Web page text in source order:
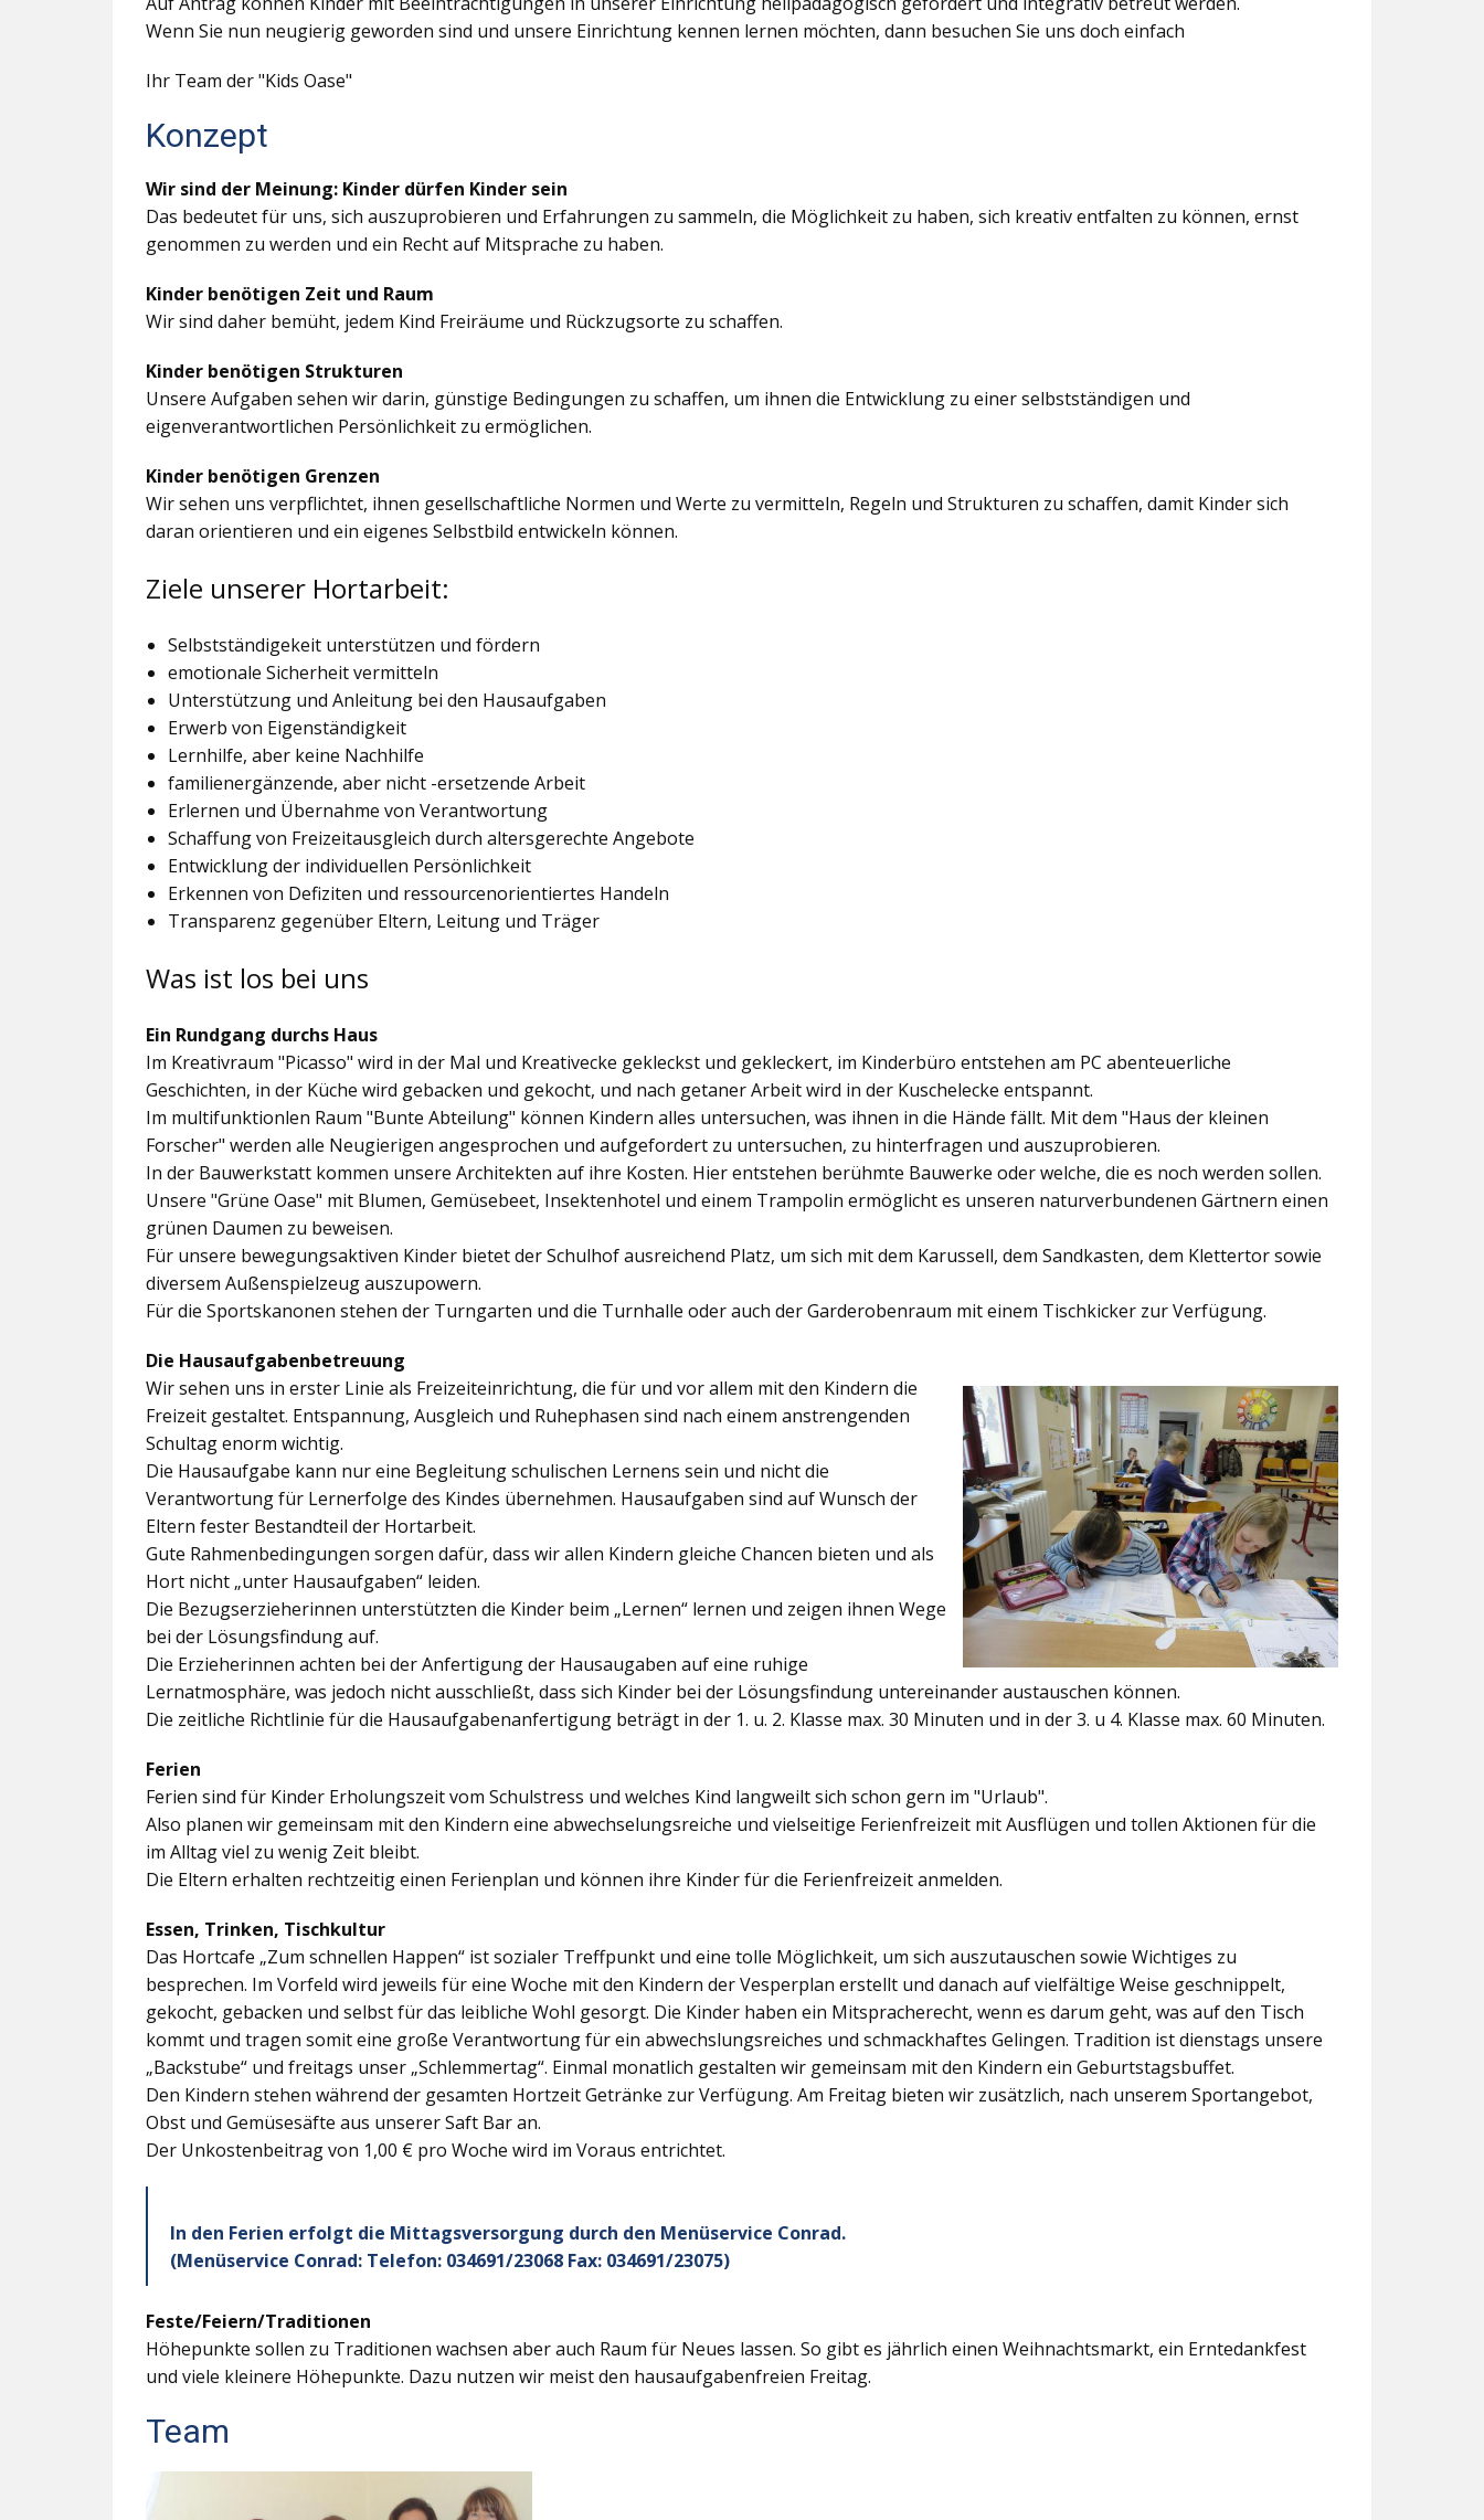
Wenn Sie nun neugierig geworden sind und unsere Einrichtung kennen lernen möchten, dann besuchen Sie uns doch einfach
Ihr Team der "Kids Oase"
Konzept
Wir sind der Meinung: Kinder dürfen Kinder sein
Das bedeutet für uns, sich auszuprobieren und Erfahrungen zu sammeln, die Möglichkeit zu haben, sich kreativ entfalten zu können, ernst
genommen zu werden und ein Recht auf Mitsprache zu haben.
Kinder benötigen Zeit und Raum
Wir sind daher bemüht, jedem Kind Freiräume und Rückzugsorte zu schaffen.
Kinder benötigen Strukturen
Unsere Aufgaben sehen wir darin, günstige Bedingungen zu schaffen, um ihnen die Entwicklung zu einer selbstständigen und
eigenverantwortlichen Persönlichkeit zu ermöglichen.
Kinder benötigen Grenzen
Wir sehen uns verpflichtet, ihnen gesellschaftliche Normen und Werte zu vermitteln, Regeln und Strukturen zu schaffen, damit Kinder sich
daran orientieren und ein eigenes Selbstbild entwickeln können.
Ziele unserer Hortarbeit:
Selbstständigekeit unterstützen und fördern
emotionale Sicherheit vermitteln
Unterstützung und Anleitung bei den Hausaufgaben
Erwerb von Eigenständigkeit
Lernhilfe, aber keine Nachhilfe
familienergänzende, aber nicht -ersetzende Arbeit
Erlernen und Übernahme von Verantwortung
Schaffung von Freizeitausgleich durch altersgerechte Angebote
Entwicklung der individuellen Persönlichkeit
Erkennen von Defiziten und ressourcenorientiertes Handeln
Transparenz gegenüber Eltern, Leitung und Träger
Was ist los bei uns
Ein Rundgang durchs Haus
Im Kreativraum "Picasso" wird in der Mal und Kreativecke gekleckst und gekleckert, im Kinderbüro entstehen am PC abenteuerliche
Geschichten, in der Küche wird gebacken und gekocht, und nach getaner Arbeit wird in der Kuschelecke entspannt.
Im multifunktionlen Raum "Bunte Abteilung" können Kindern alles untersuchen, was ihnen in die Hände fällt. Mit dem "Haus der kleinen
Forscher" werden alle Neugierigen angesprochen und aufgefordert zu untersuchen, zu hinterfragen und auszuprobieren.
In der Bauwerkstatt kommen unsere Architekten auf ihre Kosten. Hier entstehen berühmte Bauwerke oder welche, die es noch werden sollen.
Unsere "Grüne Oase" mit Blumen, Gemüsebeet, Insektenhotel und einem Trampolin ermöglicht es unseren naturverbundenen Gärtnern einen
grünen Daumen zu beweisen.
Für unsere bewegungsaktiven Kinder bietet derSchulhofausreichend Platz, um sich mit dem Karussell, dem Sandkasten, dem Klettertor sowie
diversem Außenspielzeug auszupowern.
Für die Sportskanonen stehen der Turngarten und die Turnhalle oder auch derGarderobenraum mit einem Tischkicker zur Verfügung.
Die Hausaufgabenbetreuung
Wir sehen uns in erster Linie als Freizeiteinrichtung, die für und vor allem mit den Kindern die
Freizeit gestaltet. Entspannung, Ausgleich und Ruhephasen sind nach einem anstrengenden
Schultag enorm wichtig.
Die Hausaufgabe kann nur eine Begleitung schulischen Lernens sein und nicht die
Verantwortung für Lernerfolge des Kindes übernehmen. Hausaufgaben sind auf Wunsch der
Eltern fester Bestandteil der Hortarbeit.
Gute Rahmenbedingungen sorgen dafür, dass wir allen Kindern gleiche Chancen bieten und als
Hort nicht „unter Hausaufgaben“ leiden.
Die Bezugserzieherinnen unterstützten die Kinder beim „Lernen“ lernen und zeigen ihnen Wege
bei der Lösungsfindung auf.
Die Erzieherinnen achten bei der Anfertigung der Hausaugaben auf eine ruhige
Lernatmosphäre, was jedoch nicht ausschließt, dass sich Kinder bei der Lösungsfindung untereinander austauschen können.
Die zeitliche Richtlinie für die Hausaufgabenanfertigung beträgt in der 1. u. 2. Klasse max. 30 Minuten und in der 3. u 4. Klasse max. 60 Minuten.
Ferien
Ferien sind für Kinder Erholungszeit vom Schulstress und welches Kind langweilt sich schon gern im "Urlaub".
Also planen wir gemeinsam mit den Kindern eine abwechselungsreiche und vielseitige Ferienfreizeit mit Ausflügen und tollen Aktionen für die
im Alltag viel zu wenig Zeit bleibt.
Die Eltern erhalten rechtzeitig einen Ferienplan und können ihre Kinder für die Ferienfreizeit anmelden.
Essen, Trinken, Tischkultur
Das Hortcafe „Zum schnellen Happen“ ist sozialer Treffpunkt und eine tolle Möglichkeit, um sich auszutauschen sowie Wichtiges zu
besprechen. Im Vorfeld wird jeweils für eine Woche mit den Kindern der Vesperplan erstellt und danach auf vielfältige Weise geschnippelt,
gekocht, gebacken und selbst für das leibliche Wohl gesorgt. Die Kinder haben ein Mitspracherecht, wenn es darum geht, was auf den Tisch
kommt und tragen somit eine große Verantwortung für ein abwechslungsreiches und schmackhaftes Gelingen. Tradition ist dienstags unsere
„Backstube“ und freitags unser „Schlemmertag“. Einmal monatlich gestalten wir gemeinsam mit den Kindern ein Geburtstagsbuffet.
Den Kindern stehen während der gesamten Hortzeit Getränke zur Verfügung. Am Freitag bieten wir zusätzlich, nach unserem Sportangebot,
Obst und Gemüsesäfte aus unserer Saft Bar an.
Der Unkostenbeitrag von 1,00 € pro Woche wird im Voraus entrichtet.
In den Ferien erfolgt die Mittagsversorgung durch den Menüservice Conrad.
(Menüservice Conrad: Telefon: 034691/23068 Fax: 034691/23075)
Feste/Feiern/Traditionen
Höhepunkte sollen zu Traditionen wachsen aber auch Raum für Neues lassen. So gibt es jährlich einen Weihnachtsmarkt, ein Erntedankfest
und viele kleinere Höhepunkte. Dazu nutzen wir meist den hausaufgabenfreien Freitag.
Team